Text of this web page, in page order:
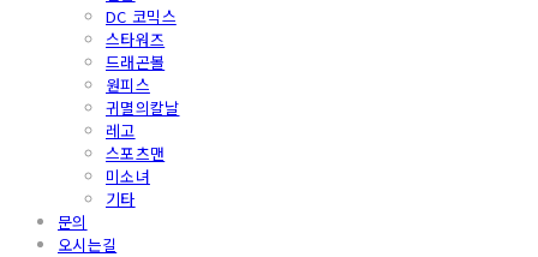
DC 코믹스
스타워즈
드래곤볼
원피스
귀멸의칼날
레고
스포츠맨
미소녀
기타
문의
오시는길